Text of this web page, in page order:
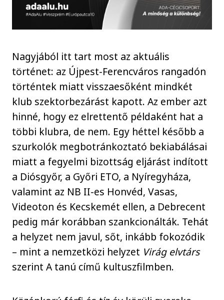
Nagyjából itt tart most az aktuális
történet: az Újpest-Ferencváros rangadón
történtek miatt visszaesőként mindkét
klub szektorbezárást kapott. Az ember azt
hinné, hogy ez elrettentő példaként hat a
többi klubra, de nem. Egy héttel később a
szurkolók megbotránkoztató bekiabálásai
miatt a fegyelmi bizottság eljárást indított
a Diósgyőr, a Győri ETO, a Nyíregyháza,
valamint az NB II-es Honvéd, Vasas,
Videoton és Kecskemét ellen, a Debrecent
pedig már korábban szankcionálták. Tehát
a helyzet nem javul, sőt, inkább fokozódik
– mint a nemzetközi helyzet Virág elvtárs
szerint A tanú című kultuszfilmben.